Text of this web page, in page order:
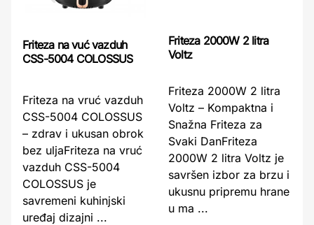
Friteza na vuć vazduh
CSS-5004 COLOSSUS
Friteza na vruć vazduh
CSS-5004 COLOSSUS
– zdrav i ukusan obrok
bez uljaFriteza na vruć
vazduh CSS-5004
COLOSSUS je
savremeni kuhinjski
uređaj dizajni ...
Friteza 2000W 2 litra
Voltz
Friteza 2000W 2 litra
Voltz – Kompaktna i
Snažna Friteza za
Svaki DanFriteza
2000W 2 litra Voltz je
savršen izbor za brzu i
ukusnu pripremu hrane
u ma ...